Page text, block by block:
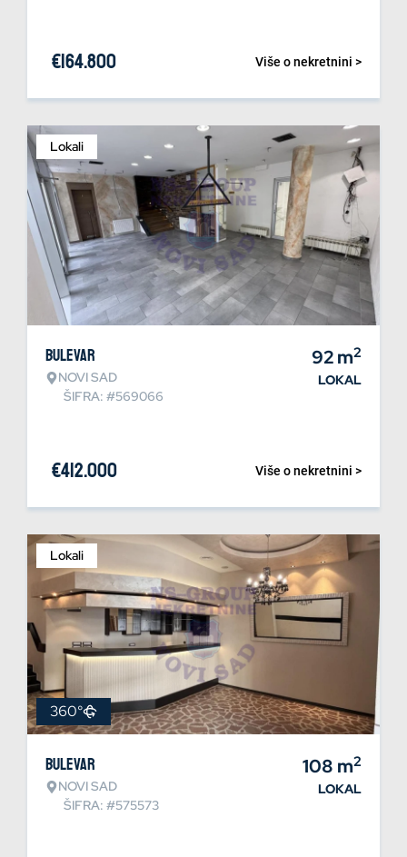
Više o nekretnini >
€164.800
Lokali
Bulevar
NOVI SAD
ŠIFRA: #569066
92m2
LOKAL
Više o nekretnini >
€412.000
Lokali
360°
Bulevar
NOVI SAD
ŠIFRA: #575573
108 m2
LOKAL